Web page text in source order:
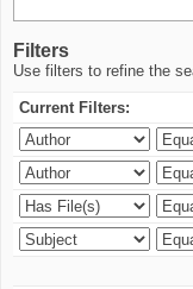
Filters
Use filters to refine the
Current Filters: